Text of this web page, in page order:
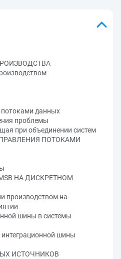
данных
проблемы
при объединении систем
ПОТОКАМИ
НА ДИСКРЕТНОМ
производством на
шины в системы
шины
ИСТОЧНИКОВ